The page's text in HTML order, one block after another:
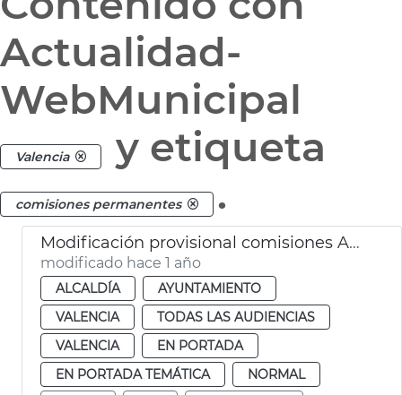
Actualidad-
WebMunicipal
Valencia y etiqueta
comisiones permanentes .
Modificación provisional comisiones Ayuntamiento València
modificado hace 1 año
ALCALDÍA
AYUNTAMIENTO
VALENCIA
TODAS LAS AUDIENCIAS
VALENCIA
EN PORTADA
EN PORTADA TEMÁTICA
NORMAL